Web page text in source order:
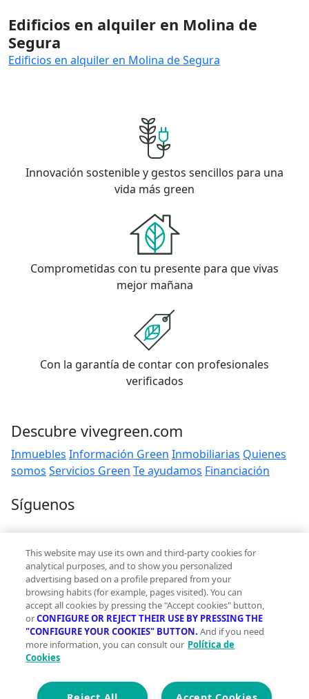
Edificios en alquiler en Molina de
Segura
Edificios en alquiler en Molina de Segura
Innovación sostenible y gestos sencillos para una
vida más green
Comprometidas con tu presente para que vivas
mejor mañana
Con la garantía de contar con profesionales
verificados
Descubre vivegreen.com
Inmuebles Información Green Inmobiliarias Quienes
somos Servicios Green Te ayudamos Financiación
Síguenos
Contacto
hola@vivegreen.com
Aviso Legal
Condiciones de uso
Politica de privacidad
This website may use its own and third-party cookies for
analytical purposes, and to show you personalized
advertising based on a profile prepared from your
browsing habits (for example, pages visited). You can
accept all cookies by pressing the "Accept cookies" button,
orCONFIGURE OR REJECT THEIR USE BY PRESSING THE
"CONFIGURE YOUR COOKIES" BUTTON. And if you need
more information, you can consult our Política de
Cookies